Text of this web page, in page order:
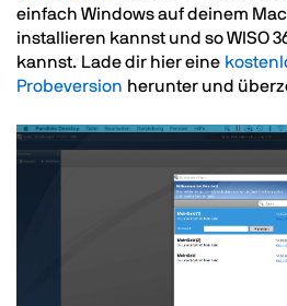
einfach Windows auf deinem
installieren kannst und so WISO
kannst. Lade dir hier eine
Probeversion herunter und
Image